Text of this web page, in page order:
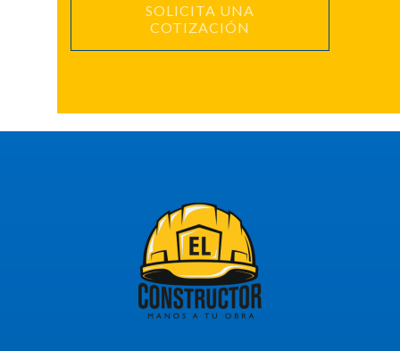
SOLICITA UNA
COTIZACIÓN